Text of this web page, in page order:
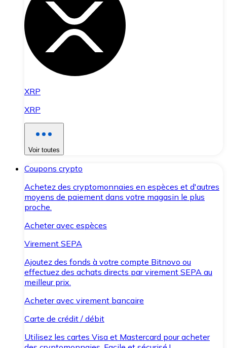
XRP
XRP
Voir toutes
Coupons crypto
Achetez des cryptomonnaies en espèces et d'autres
moyens de paiement dans votre magasin le plus
proche.
Acheter avec espèces
Virement SEPA
Ajoutez des fonds à votre compte Bitnovo ou
effectuez des achats directs par virement SEPA au
meilleur prix.
Acheter avec virement bancaire
Carte de crédit / débit
Utilisez les cartes Visa et Mastercard pour acheter